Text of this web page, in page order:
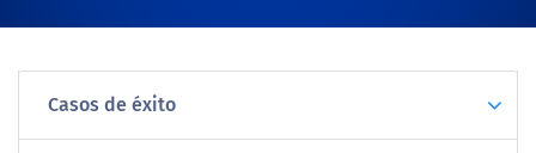
Casos de éxito